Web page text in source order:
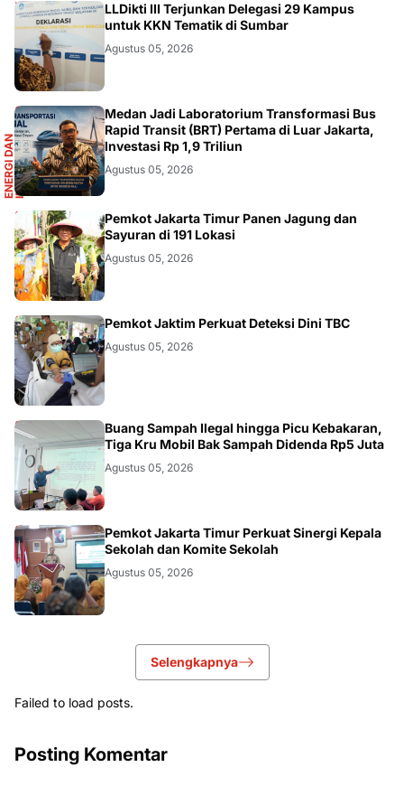
DIKBUDRISTEK
LLDikti III Terjunkan Delegasi 29 Kampus
untuk KKN Tematik di Sumbar
Agustus 05, 2026
E
N
E
R
G
I
D
A
N
I
N
F
R
A
S
T
R
U
K
T
UR
Medan Jadi Laboratorium Transformasi Bus
Rapid Transit (BRT) Pertama di Luar Jakarta,
Investasi Rp 1,9 Triliun
Agustus 05, 2026
AKURATNEWS
Pemkot Jakarta Timur Panen Jagung dan
Sayuran di 191 Lokasi
Agustus 05, 2026
AKURATNEWS Pemkot Jaktim Perkuat Deteksi Dini TBC
Agustus 05, 2026
AKURATNEWS
Buang Sampah Ilegal hingga Picu Kebakaran,
Tiga Kru Mobil Bak Sampah Didenda Rp5 Juta
Agustus 05, 2026
AKURATNEWS
Pemkot Jakarta Timur Perkuat Sinergi Kepala
Sekolah dan Komite Sekolah
Agustus 05, 2026
Selengkapnya
Failed to load posts.
Posting Komentar